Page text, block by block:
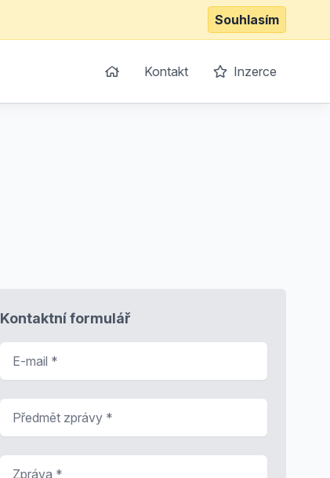
Souhlasím
Kontakt Inzerce
Kontaktní formulář